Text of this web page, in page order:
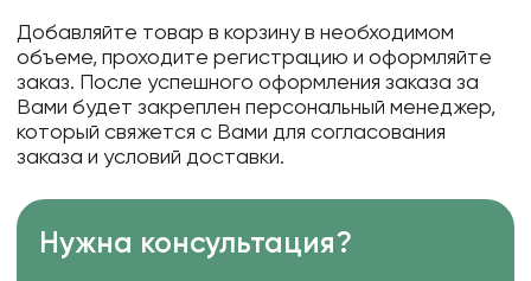
Добавляйте товар в корзину в необходимом
объеме, проходите регистрацию и оформляйте
заказ. После успешного оформления заказа за
Вами будет закреплен персональный менеджер,
который свяжется с Вами для согласования
заказа и условий доставки.
Нужна консультация?